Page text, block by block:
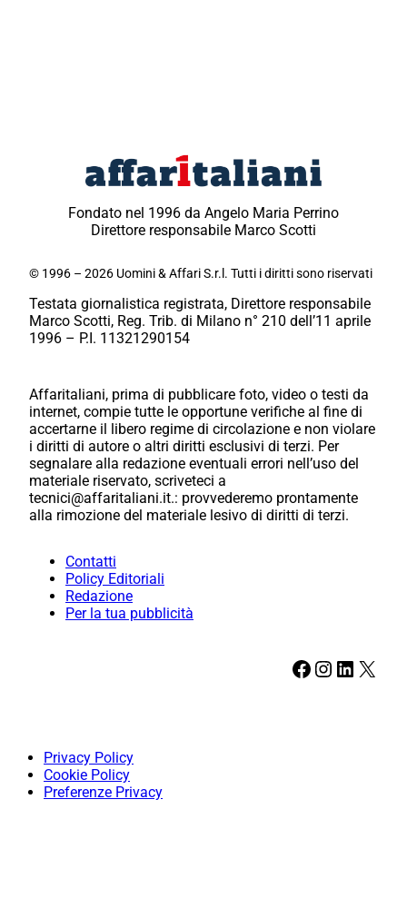
Fondato nel 1996 da Angelo Maria Perrino
Direttore responsabile Marco Scotti
© 1996 – 2026 Uomini & Affari S.r.l. Tutti i diritti sono riservati
Testata giornalistica registrata, Direttore responsabile
Marco Scotti, Reg. Trib. di Milano n° 210 dell’11 aprile
1996 – P.I. 11321290154
Affaritaliani, prima di pubblicare foto, video o testi da
internet, compie tutte le opportune verifiche al fine di
accertarne il libero regime di circolazione e non violare
i diritti di autore o altri diritti esclusivi di terzi. Per
segnalare alla redazione eventuali errori nell’uso del
materiale riservato, scriveteci a
tecnici@affaritaliani.it.: provvederemo prontamente
alla rimozione del materiale lesivo di diritti di terzi.
Contatti
Policy Editoriali
Redazione
Per la tua pubblicità
Facebook Instagram LinkedIn X
Privacy Policy
Cookie Policy
Preferenze Privacy